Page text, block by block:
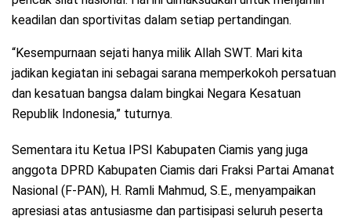
keadilan dan sportivitas dalam setiap pertandingan.
“Kesempurnaan sejati hanya milik Allah SWT. Mari kita
jadikan kegiatan ini sebagai sarana memperkokoh persatuan
dan kesatuan bangsa dalam bingkai Negara Kesatuan
Republik Indonesia,” tuturnya.
Sementara itu Ketua IPSI Kabupaten Ciamis yang juga
anggota DPRD Kabupaten Ciamis dari Fraksi Partai Amanat
Nasional (F-PAN), H. Ramli Mahmud, S.E., menyampaikan
apresiasi atas antusiasme dan partisipasi seluruh peserta